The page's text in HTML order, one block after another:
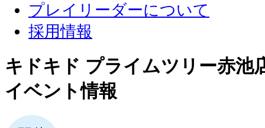
プレイリーダーについて
採用情報
キドキド プライムツリー赤池
イベント情報